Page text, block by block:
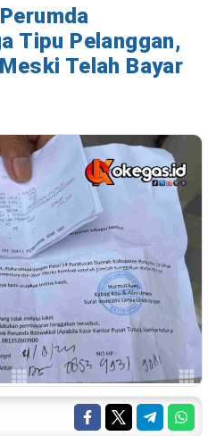
Tipu Pelanggan,
Telah Bayar